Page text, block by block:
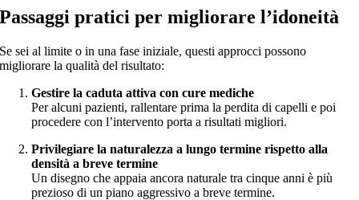
Passaggi pratici per migliorare l’idoneità
Se sei al limite o in una fase iniziale, questi approcci possono
migliorare la qualità del risultato:
Gestire la caduta attiva con cure mediche
Per alcuni pazienti, rallentare prima la perdita di capelli e poi
procedere con l’intervento porta a risultati migliori.
Privilegiare la naturalezza a lungo termine rispetto alla
densità a breve termine
Un disegno che appaia ancora naturale tra cinque anni è più
prezioso di un piano aggressivo a breve termine.